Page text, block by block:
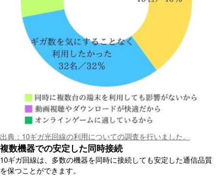
出典：10ギガ光回線の利用についての調査を行いました。
複数機器での安定した同時接続
10ギガ回線は、多数の機器を同時に接続しても安定した通信品質
を保つことができます。